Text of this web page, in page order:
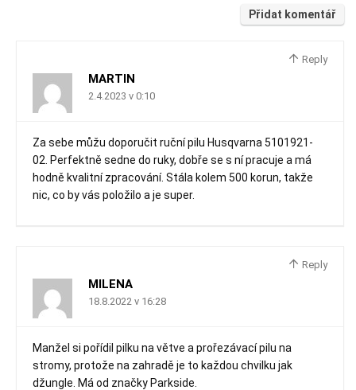
Přidat komentář
Reply
MARTIN
2.4.2023 v 0:10
Za sebe můžu doporučit ruční pilu Husqvarna 5101921-
02. Perfektně sedne do ruky, dobře se s ní pracuje a má
hodně kvalitní zpracování. Stála kolem 500 korun, takže
nic, co by vás položilo a je super.
Reply
MILENA
18.8.2022 v 16:28
Manžel si pořídil pilku na větve a prořezávací pilu na
stromy, protože na zahradě je to každou chvilku jak
džungle. Má od značky Parkside.